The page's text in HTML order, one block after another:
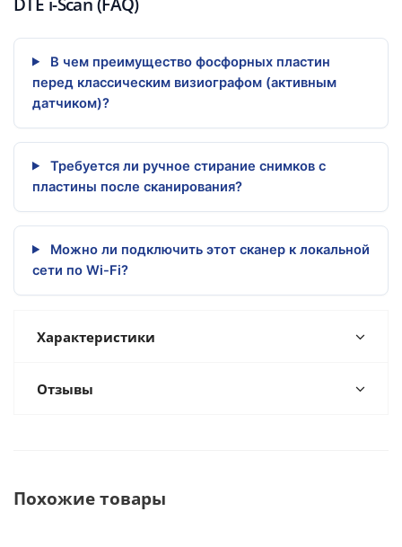
В чем преимущество фосфорных пластин
перед классическим визиографом (активным
датчиком)?
Требуется ли ручное стирание снимков с
пластины после сканирования?
Можно ли подключить этот сканер к локальной
сети по Wi-Fi?
Характеристики
Отзывы
Похожие товары